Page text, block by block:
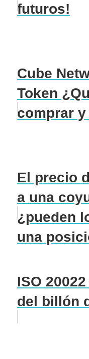
futuros!
Cube
Token
comprar
El precio
a una
¿pueden
una
ISO
del billón